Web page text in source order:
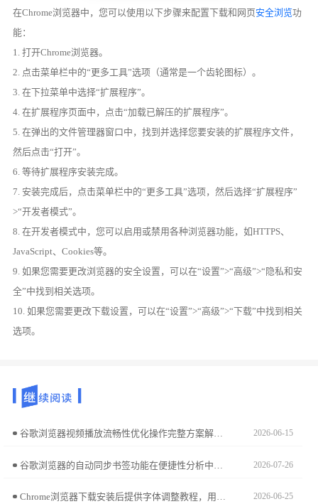
在Chrome浏览器中，您可以使用以下步骤来配置下载和网页安全浏览功
能：
1. 打开Chrome浏览器。
2. 点击菜单栏中的“更多工具”选项（通常是一个齿轮图标）。
3. 在下拉菜单中选择“扩展程序”。
4. 在扩展程序页面中，点击“加载已解压的扩展程序”。
5. 在弹出的文件管理器窗口中，找到并选择您要安装的扩展程序文件，
然后点击“打开”。
6. 等待扩展程序安装完成。
7. 安装完成后，点击菜单栏中的“更多工具”选项，然后选择“扩展程序”
>“开发者模式”。
8. 在开发者模式中，您可以启用或禁用各种浏览器功能，如HTTPS、
JavaScript、Cookies等。
9. 如果您需要更改浏览器的安全设置，可以在“设置”>“高级”>“隐私和安
全”中找到相关选项。
10. 如果您需要更改下载设置，可以在“设置”>“高级”>“下载”中找到相关
选项。
谷歌浏览器视频播放流畅性优化操作完整方案解析，包括插件配置、播放优化和缓冲管理技巧，帮助用户实现稳定流畅的视频体验。 2026-06-15
2026-07-26
2026-06-25